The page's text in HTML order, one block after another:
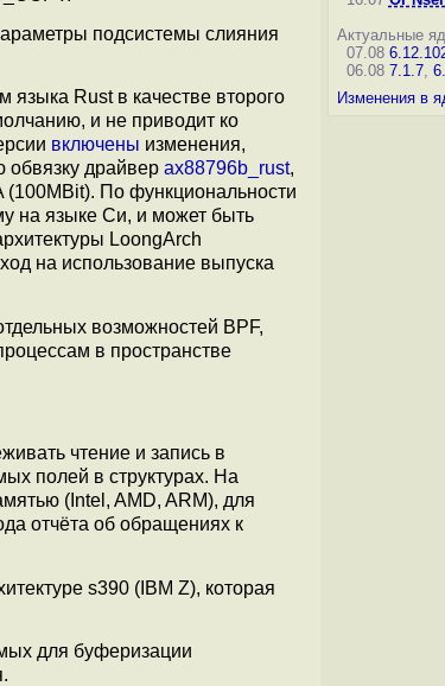
подсистемы слияния
языка Rust в качестве второго
и не приводит ко
включены изменения,
драйвер ax88796b_rust,
По функциональности
на языке Си, и может быть
LoongArch
на использование выпуска
возможностей BPF,
в пространстве
чтение и запись в
полей в структурах. На
(Intel, AMD, ARM), для
отчёта об обращениях к
s390 (IBM Z), которая
для буферизации
Актуальные
07.08
06.08 7.1.7,
Изменения в